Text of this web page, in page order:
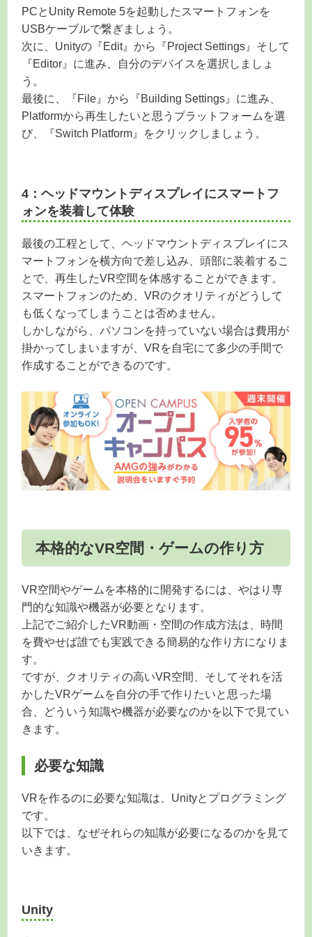
PCとUnity Remote 5を起動したスマートフォンを
USBケーブルで繋ぎましょう。
次に、Unityの『Edit』から『Project Settings』そして
『Editor』に進み、自分のデバイスを選択しましょ
う。
最後に、『File』から『Building Settings』に進み、
Platformから再生したいと思うプラットフォームを選
び、『Switch Platform』をクリックしましょう。
4：ヘッドマウントディスプレイにスマートフ
ォンを装着して体験
最後の工程として、ヘッドマウントディスプレイにス
マートフォンを横方向で差し込み、頭部に装着するこ
とで、再生したVR空間を体感することができます。
スマートフォンのため、VRのクオリティがどうして
も低くなってしまうことは否めません。
しかしながら、パソコンを持っていない場合は費用が
掛かってしまいますが、VRを自宅にて多少の手間で
作成することができるのです。
本格的なVR空間・ゲームの作り方
VR空間やゲームを本格的に開発するには、やはり専
門的な知識や機器が必要となります。
上記でご紹介したVR動画・空間の作成方法は、時間
を費やせば誰でも実践できる簡易的な作り方になりま
す。
ですが、クオリティの高いVR空間、そしてそれを活
かしたVRゲームを自分の手で作りたいと思った場
合、どういう知識や機器が必要なのかを以下で見てい
きます。
必要な知識
VRを作るのに必要な知識は、Unityとプログラミング
です。
以下では、なぜそれらの知識が必要になるのかを見て
いきます。
Unity